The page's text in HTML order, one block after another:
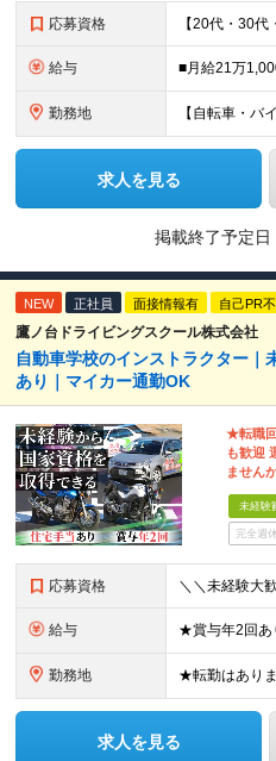
応募資格
給与
勤務地
求人を見る
掲載終了予定日
NEW 正社員 面接情報有 自己PR
鷹ノ台ドライビングスクール株式会社
自動車学校のインストラクター｜
あり｜マイカー通勤OK
★転職
も歓迎
ません
未経験
完全週
応募資格
給与
勤務地
求人を見る